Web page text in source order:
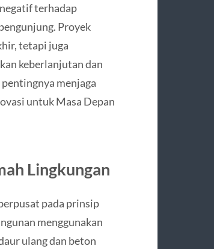
terhadap
Proyek
tetapi juga
keberlanjutan dan
menjaga
untuk Masa Depan
Lingkungan
pada prinsip
menggunakan
ulang dan beton